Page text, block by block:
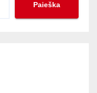
Paieška